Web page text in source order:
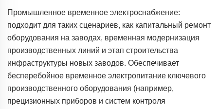
Промышленное временное электроснабжение:
подходит для таких сценариев, как капитальный ремонт
оборудования на заводах, временная модернизация
производственных линий и этап строительства
инфраструктуры новых заводов. Обеспечивает
бесперебойное временное электропитание ключевого
производственного оборудования (например,
прецизионных приборов и систем контроля